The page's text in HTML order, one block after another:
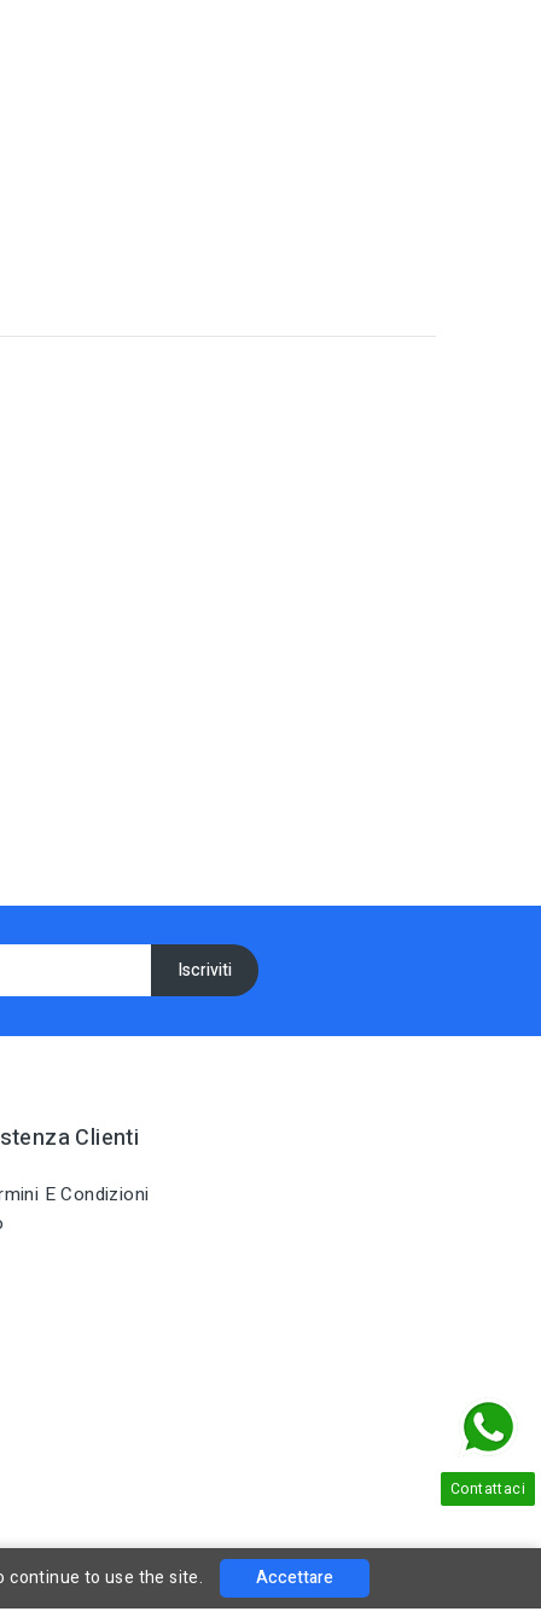
Clienti
E Condizioni
continue to use the site. Accettare
Contattaci